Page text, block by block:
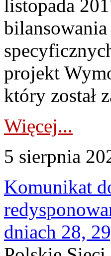
listopada
projekt
który został
Więcej...
5 sierpnia
Komunikat
dniach 28,